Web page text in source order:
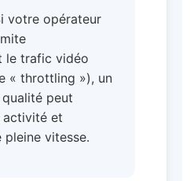
votre opérateur
le trafic vidéo
« throttling »), un
peut
activité et
vitesse.